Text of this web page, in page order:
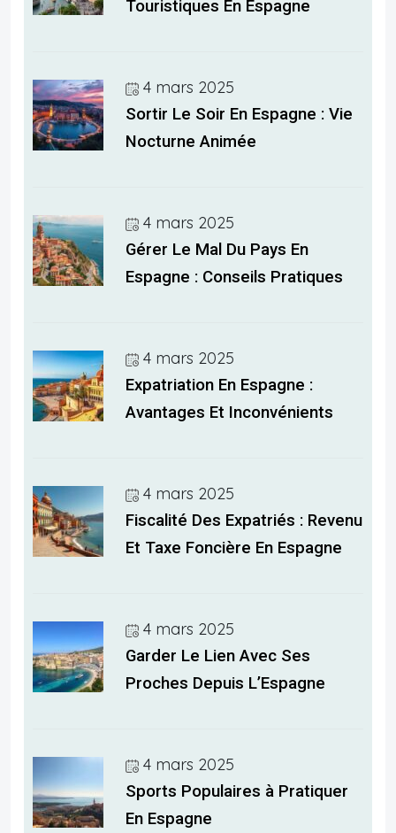
Touristiques En Espagne
4 mars 2025
Sortir Le Soir En Espagne : Vie
Nocturne Animée
4 mars 2025
Gérer Le Mal Du Pays En
Espagne : Conseils Pratiques
4 mars 2025
Expatriation En Espagne :
Avantages Et Inconvénients
4 mars 2025
Fiscalité Des Expatriés : Revenu
Et Taxe Foncière En Espagne
4 mars 2025
Garder Le Lien Avec Ses
Proches Depuis L’Espagne
4 mars 2025
Sports Populaires à Pratiquer
En Espagne